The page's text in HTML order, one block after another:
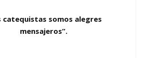
catequistas somos alegres
mensajeros”.